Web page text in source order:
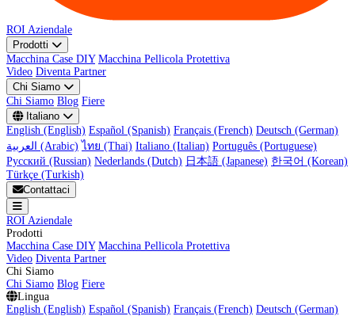
ROI Aziendale
Prodotti
Macchina Case DIY Macchina Pellicola Protettiva
Video Diventa Partner
Chi Siamo
Chi Siamo Blog Fiere
Italiano
English (English) Español (Spanish) Français (French) Deutsch (German)
العربية (Arabic) ไทย (Thai) Italiano (Italian) Português (Portuguese)
Русский (Russian) Nederlands (Dutch) 日本語 (Japanese) 한국어 (Korean)
Türkçe (Turkish)
Contattaci
ROI Aziendale
Prodotti
Macchina Case DIY Macchina Pellicola Protettiva
Video Diventa Partner
Chi Siamo
Chi Siamo Blog Fiere
Lingua
English (English) Español (Spanish) Français (French) Deutsch (German)